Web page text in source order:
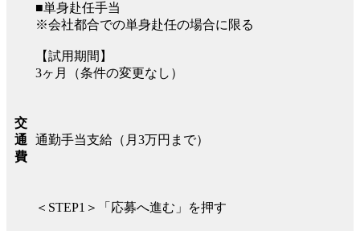
■単身赴任手当
※会社都合での単身赴任の場合に限る
【試用期間】
3ヶ月（条件の変更なし）
交
通
費
通勤手当支給（月3万円まで）
＜STEP1＞「応募へ進む」を押す